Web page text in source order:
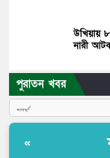
উখিয়ায়
নারী
পুরাতন খবর
«